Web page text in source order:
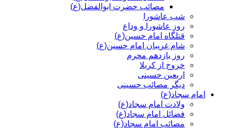
مصائب حضرت ابوالفضل(ع)
شب عاشورا
روز عاشورا و وداع
قتلگاه امام حسین(ع)
شام غریبان امام حسین(ع)
روز یازدهم محرم
خروج از کربلا
اربعین حسینی
دیگر مصائب حسینی
امام سجاد(ع)
ولادت امام سجاد(ع)
فضائل امام سجاد(ع)
مصائب امام سجاد(ع)